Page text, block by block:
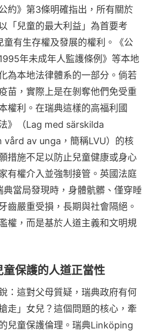
約》第3條明確指出，所有關於
「兒童的最大利益」為首要考
童有生存權及發展的權利。《公
年未成年人監護條例》等本地
為本地法律體系的一部分。倘若
苗，實際上是在剝奪他們免受重
權利。在瑞典這樣的高福利國
》（Lag med särskilda
av unga，簡稱LVU）的核
措施不足以防止兒童健康或身心
有權介入並強制接管。英國法庭
當局發現時，身體骯髒、僅穿睡
齒嚴重受損，長期與社會隔絕。
權，而是基於人道主義和文明規
童保護的人道正當性
：這對父母質疑，瑞典政府有何
走」女兒？這個問題的核心，牽
兒童保護倫理。瑞典Linköping